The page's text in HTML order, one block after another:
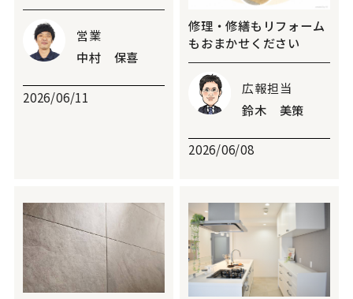
営業
中村 保喜
2026/06/11
修理・修繕もリフォーム
もおまかせください
広報担当
鈴木 美策
2026/06/08